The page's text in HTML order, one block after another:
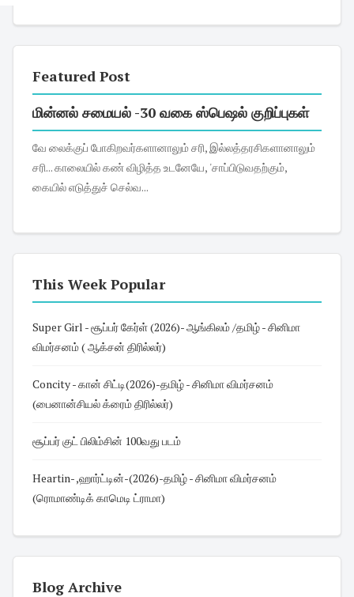
Featured Post
மின்னல் சமையல் -30 வகை ஸ்பெஷல் குறிப்புகள்
வே லைக்குப் போகிறவர்களானாலும் சரி, இல்லத்தரசிகளானாலும்
சரி... காலையில் கண் விழித்த உடனேயே, 'சாப்பிடுவதற்கும்,
கையில் எடுத்துச் செல்வ...
This Week Popular
Super Girl - சூப்பர் கேர்ள் (2026)- ஆங்கிலம் /தமிழ் - சினிமா
விமர்சனம் ( ஆக்சன் திரில்லர்)
Concity - கான் சிட்டி(2026)-தமிழ் - சினிமா விமர்சனம்
(பைனான்சியல் க்ரைம் திரில்லர்)
சூப்பர் குட் பிலிம்சின் 100வது படம்
Heartin- ,ஹார்ட்டின்-(2026)-தமிழ் - சினிமா விமர்சனம்
(ரொமாண்டிக் காமெடி ட்ராமா)
Blog Archive